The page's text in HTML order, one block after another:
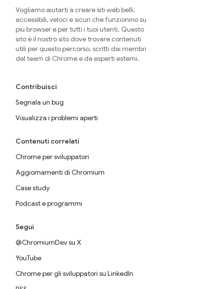
Vogliamo aiutarti a creare siti web belli,
accessibili, veloci e sicuri che funzionino su
più browser e per tutti i tuoi utenti. Questo
sito è il nostro sito dove trovare contenuti
utili per questo percorso, scritti dai membri
del team di Chrome e da esperti esterni.
Contribuisci
Segnala un bug
Visualizza i problemi aperti
Contenuti correlati
Chrome per sviluppatori
Aggiornamenti di Chromium
Case study
Podcast e programmi
Segui
@ChromiumDev su X
YouTube
Chrome per gli sviluppatori su LinkedIn